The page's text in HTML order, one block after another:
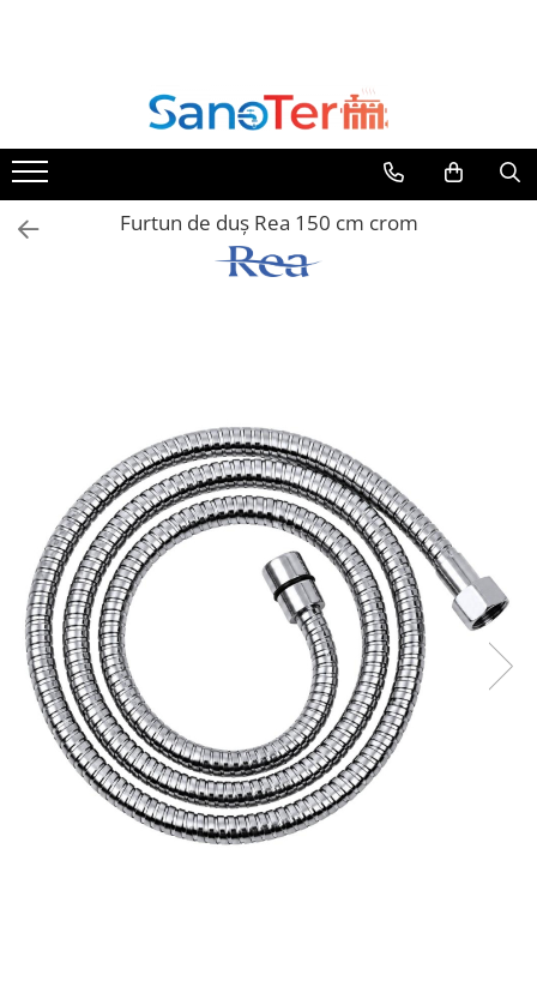
Obiecte Sanitare
Lavoare
Lavoare pe perete
Lavoare pe blat
Vase wc suspendate
Vase wc statative
Seturi vase wc monobloc
Accesorii vase wc
Capace wc
Bideuri
Bideuri suspendate
Bideuri statative
Piedestale
Rezervoare wc
Furtun de duș Rea 150 cm crom